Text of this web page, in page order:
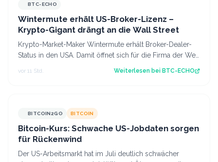
BTC-ECHO
Wintermute erhält US-Broker-Lizenz –
Krypto-Gigant drängt an die Wall Street
Krypto-Market-Maker Wintermute erhält Broker-Dealer-
Status in den USA. Damit öffnet sich für die Firma der Weg
vor 11 Std. Weiterlesen bei BTC-ECHO
BITCOIN2GO BITCOIN
Bitcoin-Kurs: Schwache US-Jobdaten sorgen
für Rückenwind
Der US-Arbeitsmarkt hat im Juli deutlich schwächer